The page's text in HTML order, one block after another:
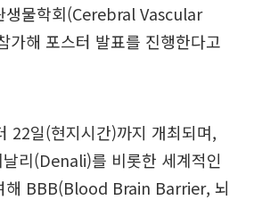
생물학회(Cerebral Vascular
가해 포스터 발표를 진행한다고
22일(현지시간)까지 개최되며,
리(Denali)를 비롯한 세계적인
해 BBB(Blood Brain Barrier, 뇌